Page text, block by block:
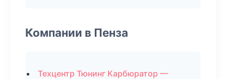
Компании в Пенза
Техцентр Тюнинг Карбюратор —